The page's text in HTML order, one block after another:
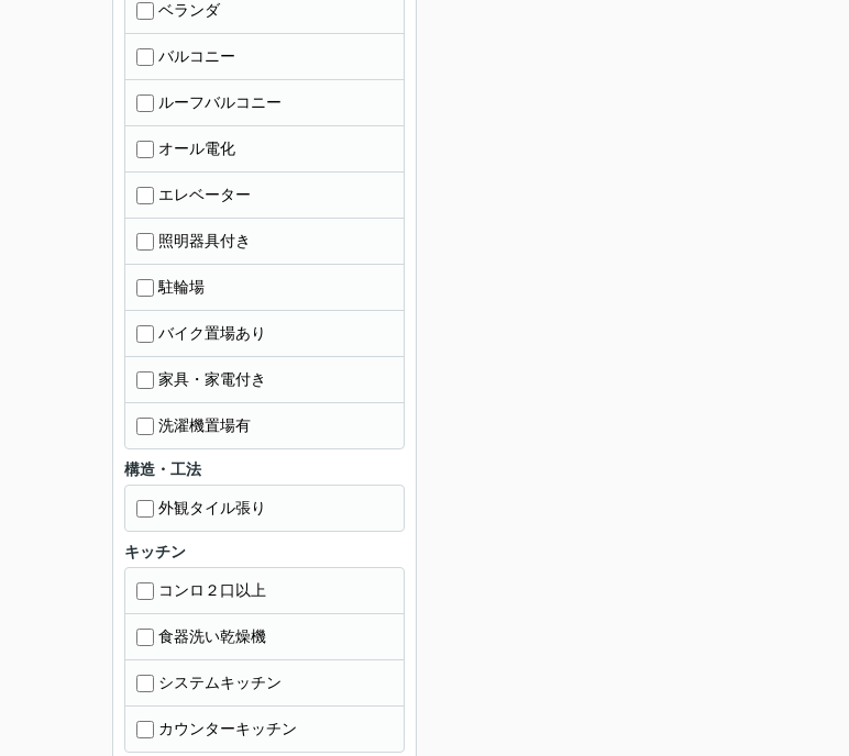
ベランダ
バルコニー
ルーフバルコニー
オール電化
エレベーター
照明器具付き
駐輪場
バイク置場あり
家具・家電付き
洗濯機置場有
構造・工法
外観タイル張り
キッチン
コンロ２口以上
食器洗い乾燥機
システムキッチン
カウンターキッチン